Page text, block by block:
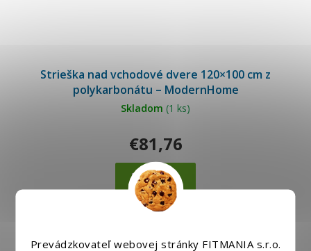
Prevádzkovateľ webovej stránky FITMANIA s.r.o.
Strieška nad vchodové dvere 120×100 cm z
polykarbonátu – ModernHome
Skladom (1 ks)
€81,76
Do košíka